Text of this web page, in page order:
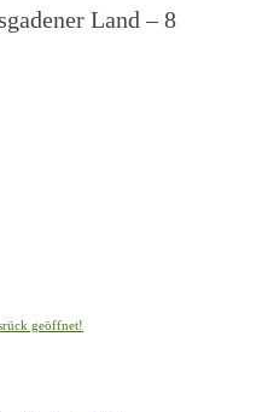
Land – 8
geöffnet!